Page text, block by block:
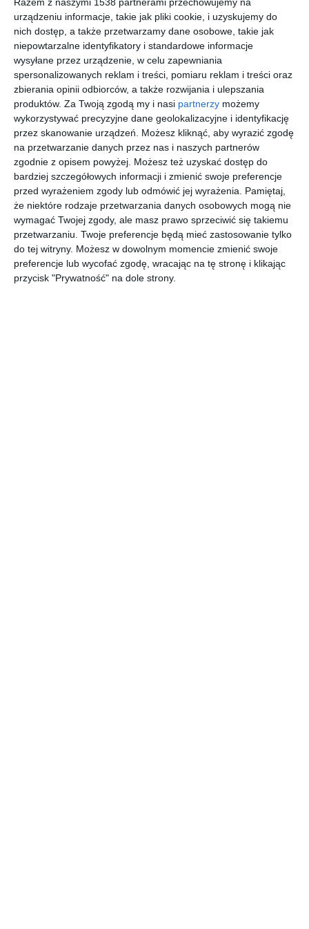
Razem z naszymi 1538 partnerami przechowujemy na
urządzeniu informacje, takie jak pliki cookie, i uzyskujemy do
nich dostęp, a także przetwarzamy dane osobowe, takie jak
niepowtarzalne identyfikatory i standardowe informacje
wysyłane przez urządzenie, w celu zapewniania
spersonalizowanych reklam i treści, pomiaru reklam i treści oraz
zbierania opinii odbiorców, a także rozwijania i ulepszania
produktów. Za Twoją zgodą my i nasi partnerzy możemy
wykorzystywać precyzyjne dane geolokalizacyjne i identyfikację
przez skanowanie urządzeń. Możesz kliknąć, aby wyrazić zgodę
na przetwarzanie danych przez nas i naszych partnerów
zgodnie z opisem powyżej. Możesz też uzyskać dostęp do
bardziej szczegółowych informacji i zmienić swoje preferencje
przed wyrażeniem zgody lub odmówić jej wyrażenia. Pamiętaj,
że niektóre rodzaje przetwarzania danych osobowych mogą nie
wymagać Twojej zgody, ale masz prawo sprzeciwić się takiemu
przetwarzaniu. Twoje preferencje będą mieć zastosowanie tylko
do tej witryny. Możesz w dowolnym momencie zmienić swoje
preferencje lub wycofać zgodę, wracając na tę stronę i klikając
przycisk "Prywatność" na dole strony.
Kuchnia - w stylu
glamour
Dodaj do ulubionych
Kuchnia